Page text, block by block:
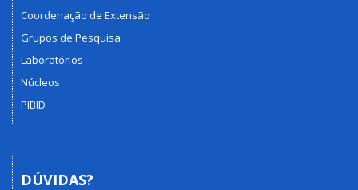
Coordenação de Extensão
Grupos de Pesquisa
Laboratórios
Núcleos
PIBID
DÚVIDAS?